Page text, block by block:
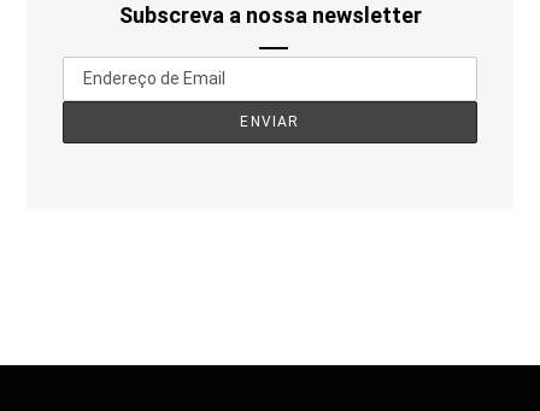
Subscreva a nossa newsletter